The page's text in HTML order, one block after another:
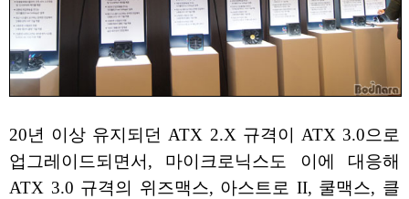
20년 이상 유지되던 ATX 2.X 규격이 ATX 3.0으로
업그레이드되면서, 마이크로닉스도 이에 대응해
ATX 3.0 규격의 위즈맥스, 아스트로 II, 쿨맥스, 클